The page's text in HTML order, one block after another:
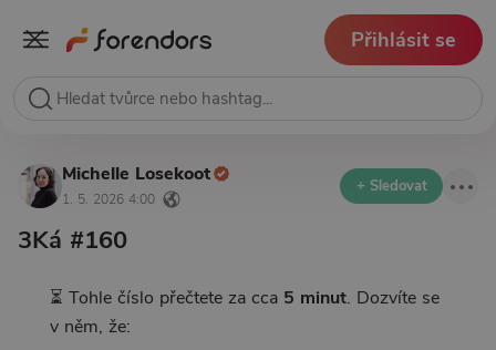
Přihlásit se
Michelle Losekoot
1. 5. 2026 4:00
+ Sledovat
3Ká #160
⏳ Tohle číslo přečtete za cca 5 minut. Dozvíte se
v něm, že: